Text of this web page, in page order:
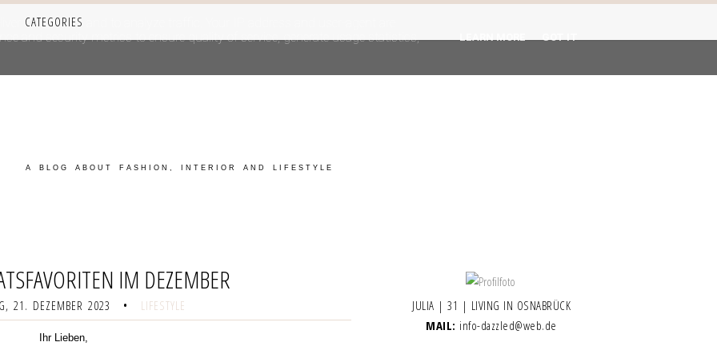
CATEGORIES
A BLOG ABOUT FASHION, INTERIOR AND LIFESTYLE
IM DEZEMBER
21. DEZEMBER 2023 • LIFESTYLE
Ihr Lieben,
JULIA | 31 | LIVING IN OSNABRÜCK
MAIL: info-dazzled@web.de
its services and to analyze traffic. Your IP address and user-agent are
and security metrics to ensure quality of service, generate usage statistics,
LEARN MORE GOT IT